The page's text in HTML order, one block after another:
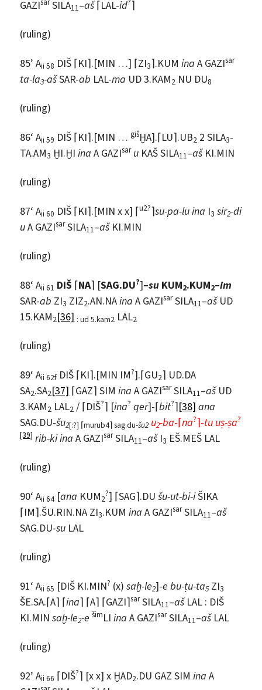
GAZI
SILA11–aš⌈LAL-id ⌉
(ruling)
85’ Aii 58 DIŠ ⌈KI⌉.[MIN …] ⌈ZI3⌉.KUMina A GAZIsar
ta-la3-ašSAR-ab LAL-ma UD 3.KAM2 NU DU8
(ruling)
86‘ Aii 59 DIŠ ⌈KI⌉.[MIN …gišḪA].⌈LU⌉.UB2 2 SILA3-
TA.AM3 ḪI.ḪIina A GAZIsar u KAŠ SILA11–ašKI.MIN
(ruling)
87‘ Aii 60 DIŠ ⌈KI⌉.[MIN x x] ⌈u2?⌉su-pa-lu ina I3 sir2-di
uA GAZIsarSILA11–ašKI.MIN
(ruling)
88‘ Aii 61 DIŠ ⌈NA⌉ [SAG.DU?]–su KUM2.KUM2–im
SAR-ab ZI3 ZIZ2.AN.NAina A GAZIsarSILA11–ašUD
15.KAM2[36] : ud 5.kam2 LAL2
(ruling)
89‘ Aii 62f DIŠ ⌈KI⌉.[MIN IM?].⌈GU2⌉ UD.DA
SA2.SA2[37] ⌈GAZ⌉ SIMina A GAZIsarSILA11–ašUD
3.KAM2 LAL2 / ⌈DIŠ?⌉ [ina? qer]-⌈bit?⌉[38] ana
SAG.DU-šu2[:?] ⌈murub4⌉ sag.du-šu2 u2-ba-⌈na?⌉-tu uṣ-ṣa?
[39] rib-ki ina A GAZIsarSILA11–aš I3 EŠ.MEŠ LAL
(ruling)
90‘ Aii 64 [ana KUM2
?] ⌈SAG⌉.DUšu-ut-bi-iŠIKA
⌈IM⌉.ŠU.RIN.NA ZI3.KUM ina A GAZIsarSILA11–aš
SAG.DU-su LAL
(ruling)
91‘ Aii 65 [DIŠ KI.MIN? (x)saḫ-le2]-e bu-ṭu-ta5ZI3
ŠE.SA.⌈A⌉ ⌈ina⌉ ⌈A⌉ ⌈GAZI⌉sarSILA11–ašLAL : DIŠ
KI.MINsaḫ-le2-e šimLI ina A GAZIsarSILA11–ašLAL
(ruling)
92’ Aii 66 ⌈DIŠ?⌉ [x x] x ḪAD2.DU GAZ SIMina A